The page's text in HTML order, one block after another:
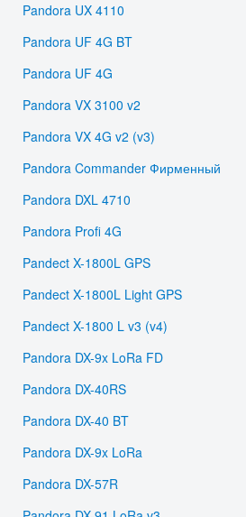
Pandora UX 4110
Pandora UF 4G BT
Pandora UF 4G
Pandora VX 3100 v2
Pandora VX 4G v2 (v3)
Pandora Commander Фирменный
Pandora DXL 4710
Pandora Profi 4G
Pandect X-1800L GPS
Pandect X-1800L Light GPS
Pandect X-1800 L v3 (v4)
Pandora DX-9x LoRa FD
Pandora DX-40RS
Pandora DX-40 BT
Pandora DX-9x LoRa
Pandora DX-57R